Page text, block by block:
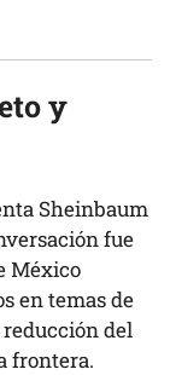
y
Sheinbaum
fue
México
en temas de
del
frontera.